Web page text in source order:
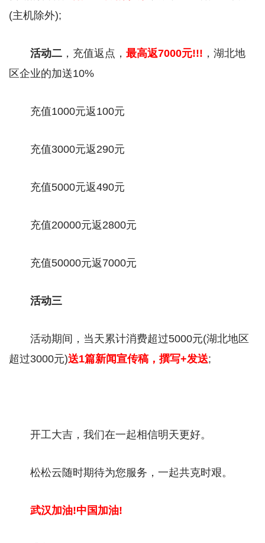
(主机除外);
活动二 ，充值返点， 最高返7000元!!! ，湖北地
区企业的加送10%
充值1000元返100元
充值3000元返290元
充值5000元返490元
充值20000元返2800元
充值50000元返7000元
活动三
活动期间，当天累计消费超过5000元(湖北地区
超过3000元)送1篇新闻宣传稿，撰写+发送;
开工大吉，我们在一起相信明天更好。
松松云随时期待为您服务，一起共克时艰。
武汉加油!中国加油!